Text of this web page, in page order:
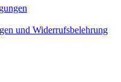
und Widerrufsbelehrung